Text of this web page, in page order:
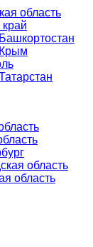
область
область
область